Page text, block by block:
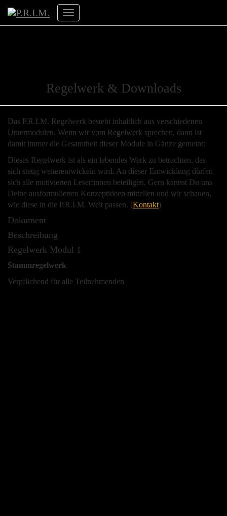
Navigation
Regelwerk & Downloads
Das P.R.I.M. Regelwerk besteht inhaltlich aus verschiedenen
Untermodulen. Wenn wir vom Regelwerk sprechen, dann ist
damit immer die Gesamtheit dieser Module in Gänze gemeint:
Dieses Regelwerk ist als ein lebendes Werk zu betrachten, das
sich stetig weiterentwickeln wird. An dieser Entwicklung dürfen
sich alle motivierten Leser:innen beteiligen. Gern kannst Du uns
Deine ausformulierten Konzeptideen mitteilen und wir schauen,
wie diese in die P.R.I.M. Welt passen. (Kontakt)
Dokument
Beschreibung
Regelwerk Modul 1
Stammregelwerk
Verpflichend für alle Teilnehmenden